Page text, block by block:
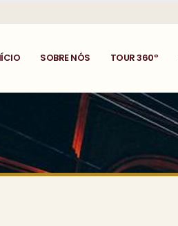
SOBRE NÓS TOUR 360º